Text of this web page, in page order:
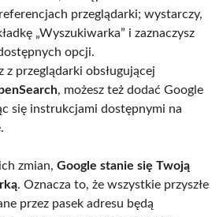
przeglądarki; wystarczy,
„Wyszukiwarka” i zaznaczysz
opcji.
z przeglądarki obsługującej
, możesz też dodać Google
się instrukcjami dostępnymi na
zmian, Google stanie się Twoją
. Oznacza to, że wszystkie przyszłe
przez pasek adresu będą